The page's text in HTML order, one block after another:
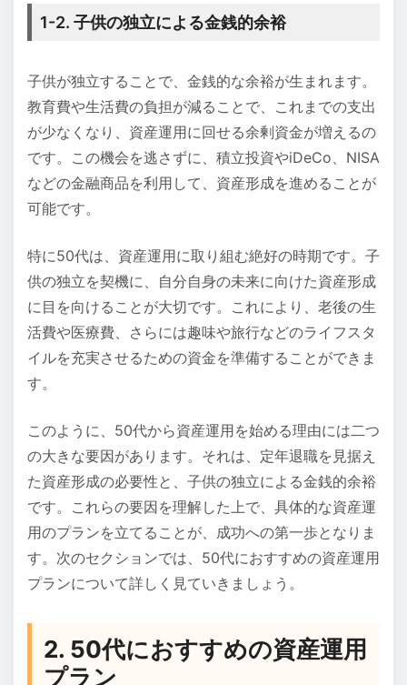
1-2. 子供の独立による金銭的余裕
子供が独立することで、金銭的な余裕が生まれます。
教育費や生活費の負担が減ることで、これまでの支出
が少なくなり、資産運用に回せる余剰資金が増えるの
です。この機会を逃さずに、積立投資やiDeCo、NISA
などの金融商品を利用して、資産形成を進めることが
可能です。
特に50代は、資産運用に取り組む絶好の時期です。子
供の独立を契機に、自分自身の未来に向けた資産形成
に目を向けることが大切です。これにより、老後の生
活費や医療費、さらには趣味や旅行などのライフスタ
イルを充実させるための資金を準備することができま
す。
このように、50代から資産運用を始める理由には二つ
の大きな要因があります。それは、定年退職を見据え
た資産形成の必要性と、子供の独立による金銭的余裕
です。これらの要因を理解した上で、具体的な資産運
用のプランを立てることが、成功への第一歩となりま
す。次のセクションでは、50代におすすめの資産運用
プランについて詳しく見ていきましょう。
2. 50代におすすめの資産運用
プラン